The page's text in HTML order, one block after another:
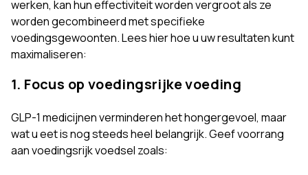
werken, kan hun effectiviteit worden vergroot als ze
worden gecombineerd met specifieke
voedingsgewoonten. Lees hier hoe u uw resultaten kunt
maximaliseren:
1. Focus op voedingsrijke voeding
GLP-1 medicijnen verminderen het hongergevoel, maar
wat u eet is nog steeds heel belangrijk. Geef voorrang
aan voedingsrijk voedsel zoals: